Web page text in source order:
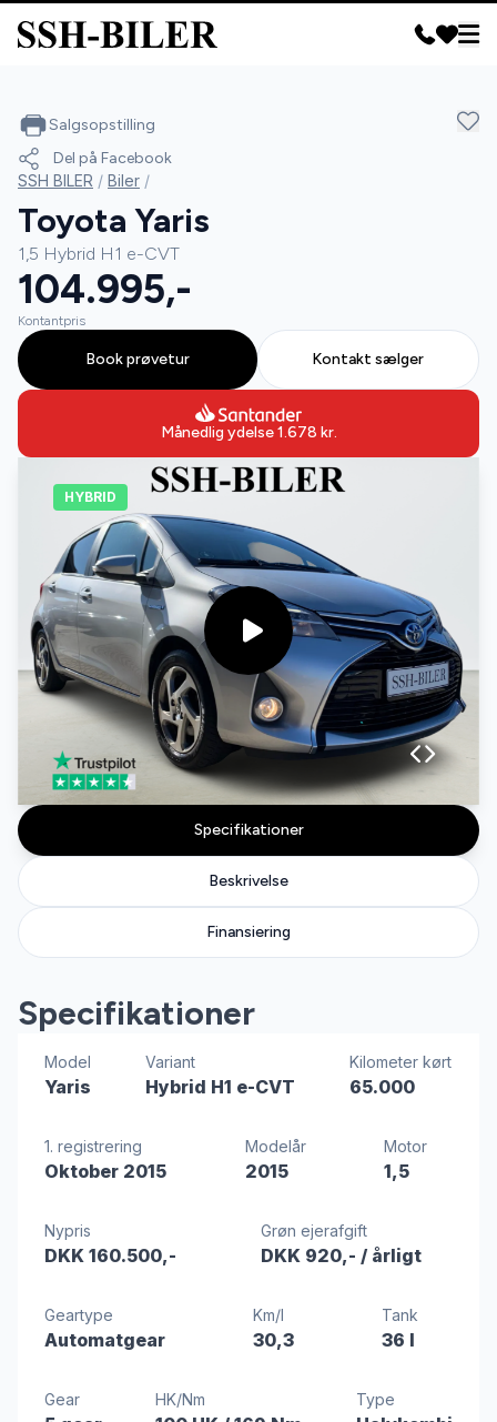
HYBRID
Specifikationer
Beskrivelse
Finansiering
Specifikationer
Model
Yaris
Variant
Hybrid H1 e-CVT
Kilometer kørt
65.000
1. registrering
Oktober 2015
Modelår
2015
Motor
1,5
Nypris
DKK 160.500,-
Grøn ejerafgift
DKK 920,- / årligt
Geartype
Automatgear
Km/l
30,3
Tank
36 l
Gear HK/Nm Type
Salgsopstilling
Del på Facebook
SSH BILER / Biler /
Toyota Yaris
1,5 Hybrid H1 e-CVT
104.995,-
Kontantpris
Book prøvetur Kontakt sælger
Månedlig ydelse1.678 kr.